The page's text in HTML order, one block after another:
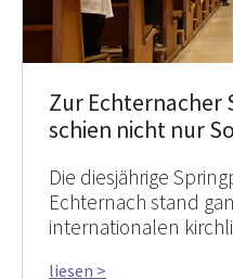
Zur Echternacher
schien nicht nur
Die diesjährige
Echternach stand
internationalen
liesen >